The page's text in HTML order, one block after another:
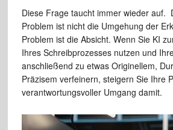
Diese Frage taucht immer wieder auf.
Problem ist nicht die Umgehung der
Problem ist die Absicht. Wenn Sie KI
Ihres Schreibprozesses nutzen und
anschließend zu etwas Originellem,
Präzisem verfeinern, steigern Sie Ihre
verantwortungsvoller Umgang damit.